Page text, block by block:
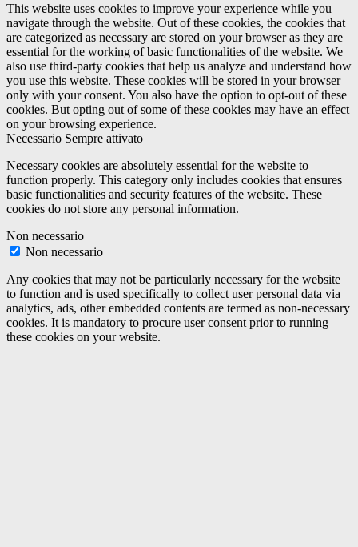
This website uses cookies to improve your experience while you
navigate through the website. Out of these cookies, the cookies that
are categorized as necessary are stored on your browser as they are
essential for the working of basic functionalities of the website. We
also use third-party cookies that help us analyze and understand how
you use this website. These cookies will be stored in your browser
only with your consent. You also have the option to opt-out of these
cookies. But opting out of some of these cookies may have an effect
on your browsing experience.
Necessario Sempre attivato
Necessary cookies are absolutely essential for the website to
function properly. This category only includes cookies that ensures
basic functionalities and security features of the website. These
cookies do not store any personal information.
Non necessario
Non necessario
Any cookies that may not be particularly necessary for the website
to function and is used specifically to collect user personal data via
analytics, ads, other embedded contents are termed as non-necessary
cookies. It is mandatory to procure user consent prior to running
these cookies on your website.